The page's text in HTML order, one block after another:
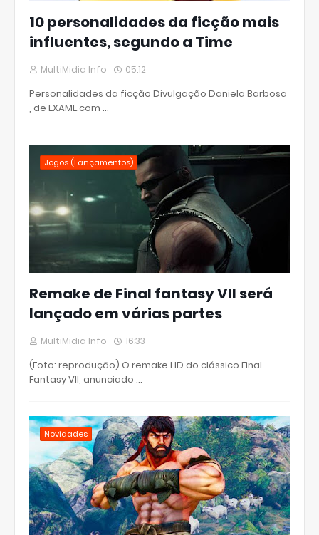
10 personalidades da ficção mais
influentes, segundo a Time
MultiMidia Info 05:12
Personalidades da ficção Divulgação Daniela Barbosa
, de EXAME.com …
Jogos (Lançamentos)
Remake de Final fantasy VII será
lançado em várias partes
MultiMidia Info 16:33
(Foto: reprodução) O remake HD do clássico Final
Fantasy VII, anunciado …
Novidades